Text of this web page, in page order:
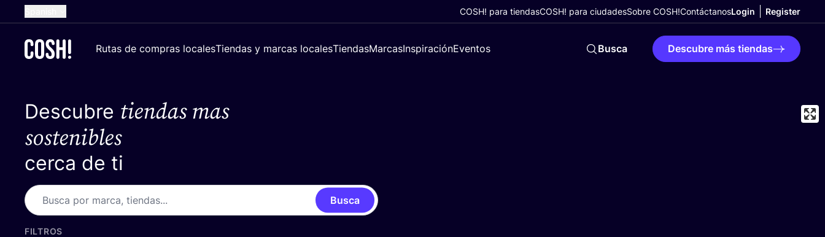
Dutch
German
COSH! para tiendasCOSH! para ciudadesSobre COSH!ContáctanosLogin Register
Rutas de compras localesTiendas y marcas localesTiendasMarcasInspiraciónEventos Busca Descubre más tiendas
Descubre tiendas mas
sostenibles
cerca de ti
Busca
FILTROS